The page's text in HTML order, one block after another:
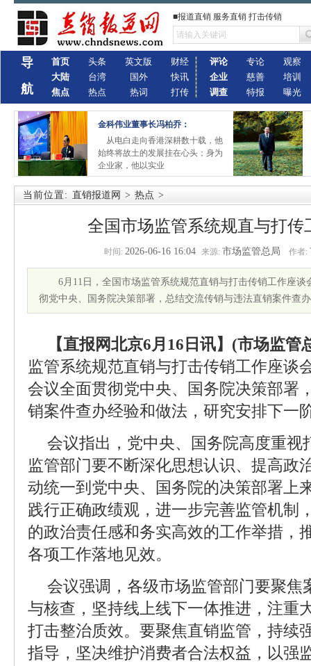
■报道直销 服务直销 打击传销
导
航
首页
大陆
焦点
头条
台湾
热点
英文版
国外
热词
财经
快讯
打传
评论
企业
调查
专论
慈善
特报
观察
培训
曝光
金科伟业董事长冯柏乔：
从电白走向香港深耕数十载，他
始终将故土的发展挂在心头；身为
企业家，他以实业
当前位置: 直销报道网 > 热点 >
全国市场监管系统规直与打传
时间: 2026-06-16 16:04 来源: 市场监管总局 作者:
6月11日，全国市场监管系统规范直销与打击传销工作座
彻党中央、国务院决策部署，总结交流传销与违法直销案件查
【直报网北京6月16日讯】(市场监管
监管系统规范直销与打击传销工作座谈
会议全面贯彻党中央、国务院决策部署
销案件查办经验和做法，研究安排下一
会议指出，党中央、国务院高度重视
监管部门要不断深化思想认识、提高政
动统一到党中央、国务院的决策部署上
践行正确政绩观，进一步完善监管机制
的政治责任感和务实高效的工作举措，
各项工作落地见效。
会议强调，各级市场监管部门要聚焦
与核查，坚持线上线下一体推进，注重
打击整治质效。要聚焦直销监管，持续
指导，坚决维护消费者合法权益，以强